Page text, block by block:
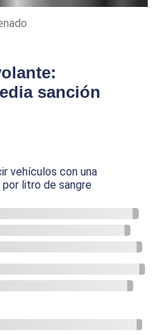
sanción
vehículos con una
litro de sangre